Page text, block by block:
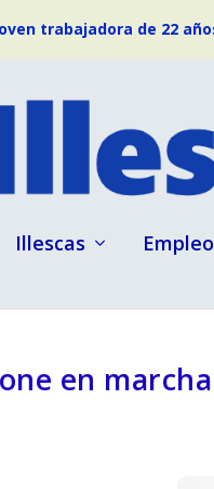
trabajadora de 22
Illescas Empleo
en